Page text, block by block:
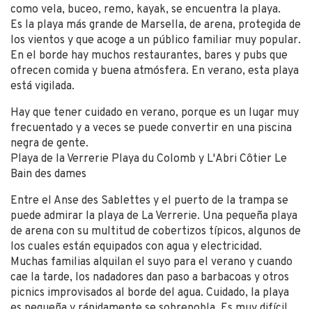
como vela, buceo, remo, kayak, se encuentra la playa.
Es la playa más grande de Marsella, de arena, protegida de
los vientos y que acoge a un público familiar muy popular.
En el borde hay muchos restaurantes, bares y pubs que
ofrecen comida y buena atmósfera. En verano, esta playa
está vigilada.
Hay que tener cuidado en verano, porque es un lugar muy
frecuentado y a veces se puede convertir en una piscina
negra de gente.
Playa de la Verrerie Playa du Colomb y L'Abri Côtier Le
Bain des dames
Entre el Anse des Sablettes y el puerto de la trampa se
puede admirar la playa de La Verrerie. Una pequeña playa
de arena con su multitud de cobertizos típicos, algunos de
los cuales están equipados con agua y electricidad.
Muchas familias alquilan el suyo para el verano y cuando
cae la tarde, los nadadores dan paso a barbacoas y otros
picnics improvisados al borde del agua. Cuidado, la playa